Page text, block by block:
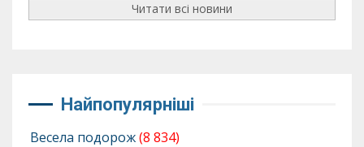
Читати всі новини
Найпопулярніші
Весела подорож(8 834)